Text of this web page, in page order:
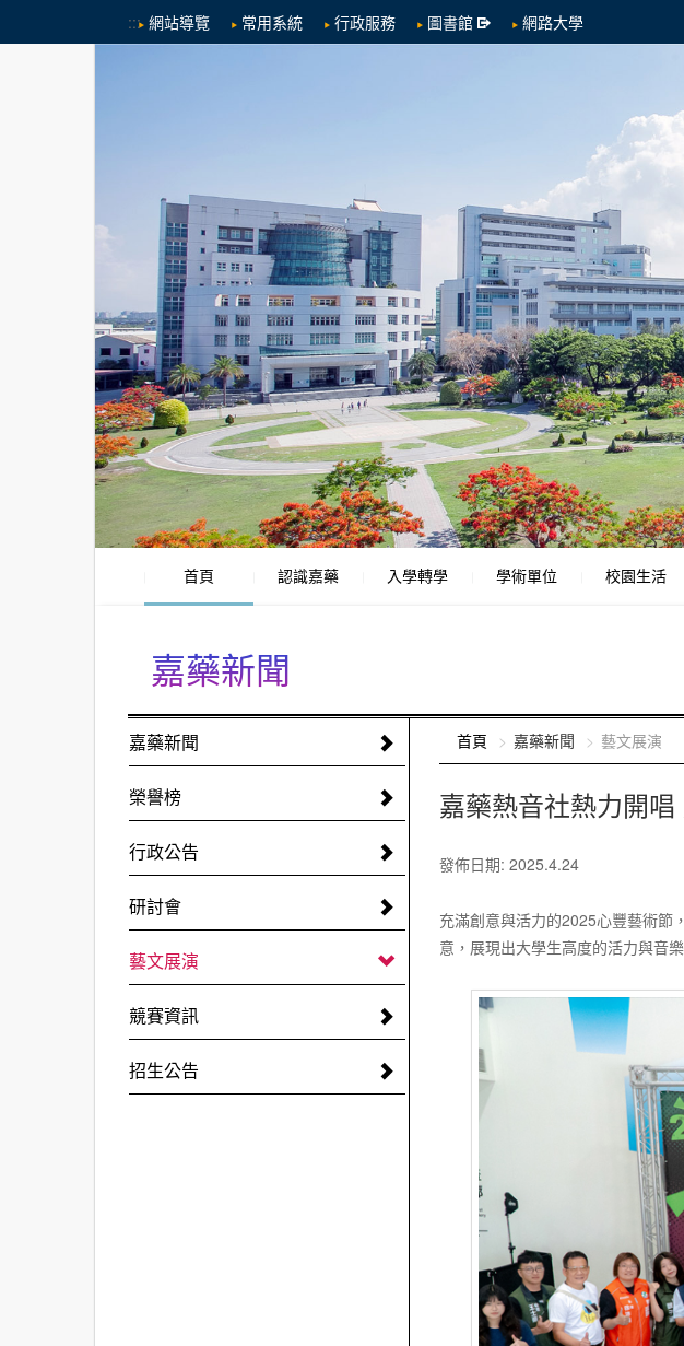
跳到中央內容區塊::: 網站導覽 常用系統 行政服務 圖書館 網路大學
首頁 認識嘉藥 入學轉學 學術單位 校園生活
嘉藥新聞
嘉藥新聞
榮譽榜
行政公告
研討會
藝文展演
競賽資訊
招生公告
首頁 嘉藥新聞 藝文展演
嘉藥熱音社熱力開
發佈日期: 2025.4.24
充滿創意與活力的2025心豐藝術節
意，展現出大學生高度的活力與音